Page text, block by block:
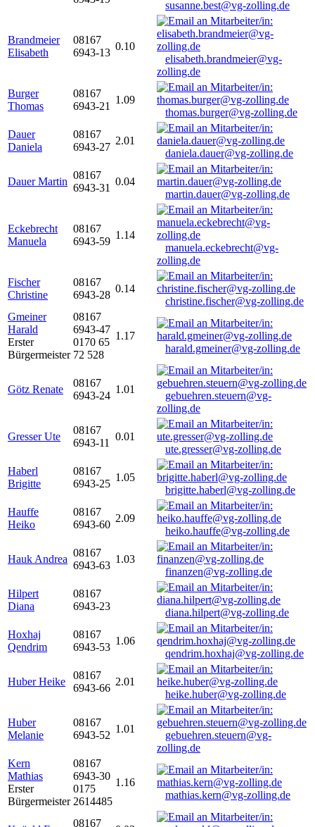
susanne.best@vg-zolling.de
Brandmeier
Elisabeth
08167
6943-13
0.10
elisabeth.brandmeier@vg-
zolling.de
Burger
Thomas
08167
6943-21
1.09
thomas.burger@vg-zolling.de
Dauer
Daniela
08167
6943-27
2.01
daniela.dauer@vg-zolling.de
Dauer Martin
08167
6943-31
0.04
martin.dauer@vg-zolling.de
Eckebrecht
Manuela
08167
6943-59
1.14
manuela.eckebrecht@vg-
zolling.de
Fischer
Christine
08167
6943-28
0.14
christine.fischer@vg-zolling.de
Gmeiner
Harald
Erster
Bürgermeister
08167
6943-47
0170 65
72 528
1.17
harald.gmeiner@vg-zolling.de
Götz Renate
08167
6943-24
1.01
gebuehren.steuern@vg-
zolling.de
Gresser Ute
08167
6943-11
0.01
ute.gresser@vg-zolling.de
Haberl
Brigitte
08167
6943-25
1.05
brigitte.haberl@vg-zolling.de
Hauffe
Heiko
08167
6943-60
2.09
heiko.hauffe@vg-zolling.de
Hauk Andrea
08167
6943-63
1.03
finanzen@vg-zolling.de
Hilpert
Diana
08167
6943-23
diana.hilpert@vg-zolling.de
Hoxhaj
Qendrim
08167
6943-53
1.06
qendrim.hoxhaj@vg-zolling.de
Huber Heike
08167
6943-66
2.01
heike.huber@vg-zolling.de
Huber
Melanie
08167
6943-52
1.01
gebuehren.steuern@vg-
zolling.de
Kern
Mathias
Erster
Bürgermeister
08167
6943-30
0175
2614485
1.16
mathias.kern@vg-zolling.de
08167